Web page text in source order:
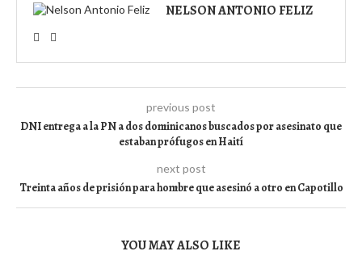
NELSON ANTONIO FELIZ
previous post
DNI entrega a la PN a dos dominicanos buscados por asesinato que
estaban prófugos en Haití
next post
Treinta años de prisión para hombre que asesinó a otro en Capotillo
YOU MAY ALSO LIKE